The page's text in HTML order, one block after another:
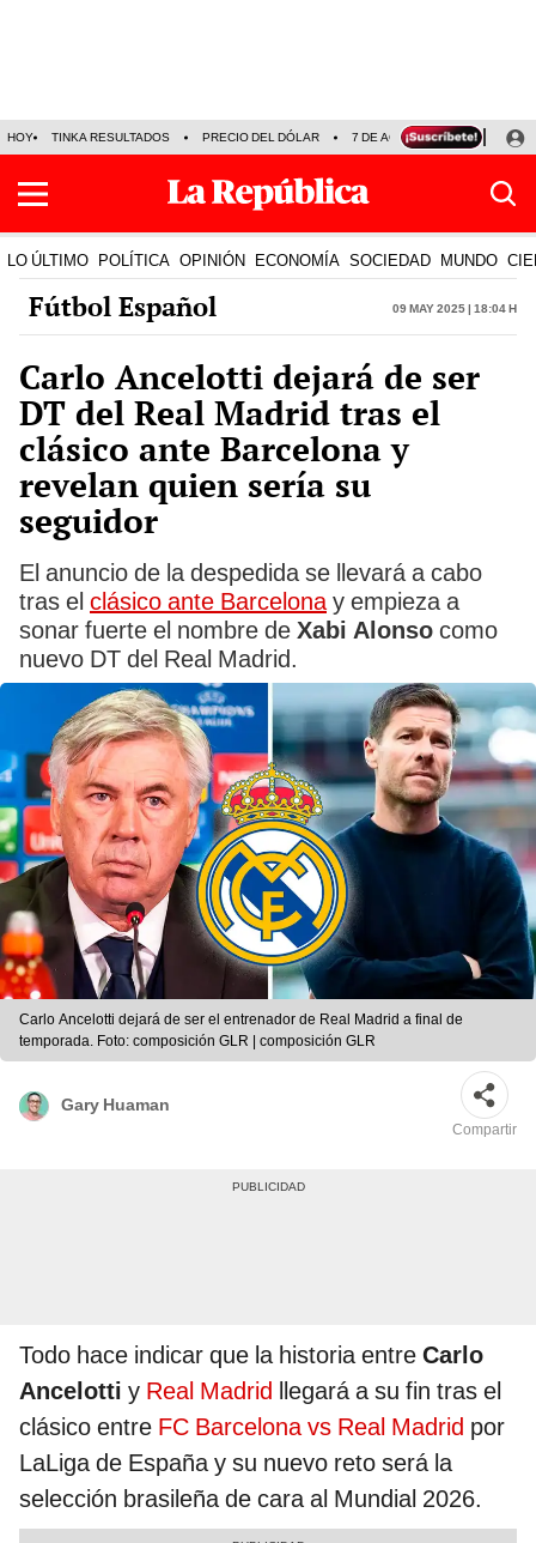
HOY TINKA RESULTADOS PRECIO DEL DÓLAR 7 DE AGOSTO OLLANTA
LO ÚLTIMO POLÍTICA OPINIÓN ECONOMÍA SOCIEDAD MUNDO
Fútbol Español 09 May 2025 | 18:04 h
Carlo Ancelotti dejará de ser
DT del Real Madrid tras el
clásico ante Barcelona y
revelan quien sería su
seguidor
El anuncio de la despedida se llevará a cabo
tras el clásico ante Barcelonay empieza a
sonar fuerte el nombre de Xabi Alonso como
nuevo DT del Real Madrid.
Carlo Ancelotti dejará de ser el entrenador de Real Madrid a final de
temporada. Foto: composición GLR | composición GLR
Gary Huaman
Compartir
Todo hace indicar que la historia entre Carlo
Ancelotti y Real Madrid llegará a su fin tras el
clásico entre FC Barcelona vs Real Madrid por
LaLiga de España y su nuevo reto será la
selección brasileña de cara al Mundial 2026.